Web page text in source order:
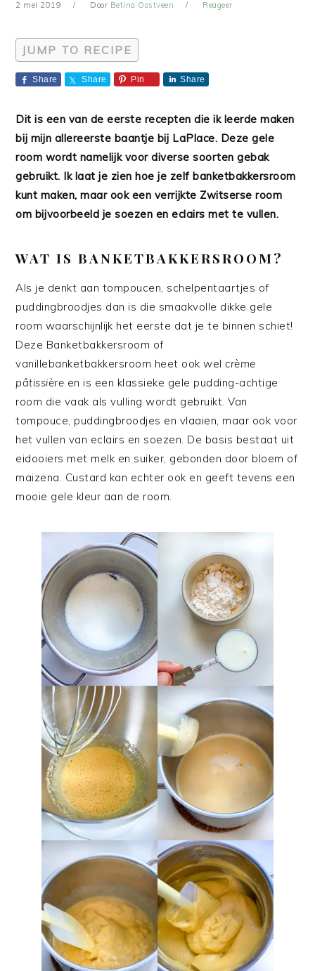
2 mei 2019 Door Betina Oostveen Reageer
JUMP TO RECIPE
Share Share Pin Share
Dit is een van de eerste recepten die ik leerde maken
bij mijn allereerste baantje bij LaPlace. Deze gele
room wordt namelijk voor diverse soorten gebak
gebruikt. Ik laat je zien hoe je zelf banketbakkersroom
kunt maken, maar ook een verrijkte Zwitserse room
om bijvoorbeeld je soezen en eclairs met te vullen.
WAT IS BANKETBAKKERSROOM?
Als je denkt aan tompoucen, schelpentaartjes of
puddingbroodjes dan is die smaakvolle dikke gele
room waarschijnlijk het eerste dat je te binnen schiet!
Deze Banketbakkersroom of
vanillebanketbakkersroom heet ook welcrème
pâtissière en is een klassieke gele pudding-achtige
room die vaak als vulling wordt gebruikt. Van
tompouce, puddingbroodjes en vlaaien, maar ook voor
het vullen van eclairs en soezen. De basis bestaat uit
eidooiers met melk en suiker, gebonden door bloem of
maizena. Custard kan echter ook en geeft tevens een
mooie gele kleur aan de room.